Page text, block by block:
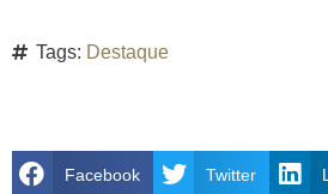
Tags: Destaque
Facebook Twitter